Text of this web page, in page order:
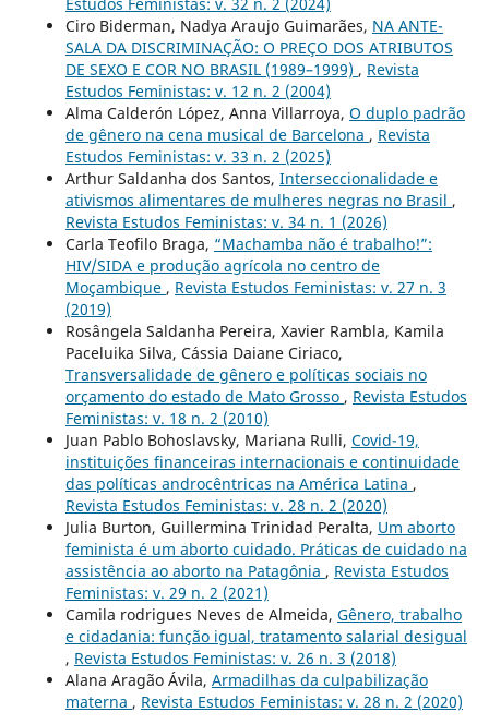
Ciro Biderman, Nadya Araujo Guimarães, NA ANTE-
SALA DA DISCRIMINAÇÃO: O PREÇO DOS ATRIBUTOS
DE SEXO E COR NO BRASIL (1989–1999) , Revista
Estudos Feministas: v. 12 n. 2 (2004)
Alma Calderón López, Anna Villarroya, O duplo padrão
de gênero na cena musical de Barcelona , Revista
Estudos Feministas: v. 33 n. 2 (2025)
Arthur Saldanha dos Santos, Interseccionalidade e
ativismos alimentares de mulheres negras no Brasil ,
Revista Estudos Feministas: v. 34 n. 1 (2026)
Carla Teofilo Braga, “Machamba não é trabalho!”:
HIV/SIDA e produção agrícola no centro de
Moçambique , Revista Estudos Feministas: v. 27 n. 3
(2019)
Rosângela Saldanha Pereira, Xavier Rambla, Kamila
Paceluika Silva, Cássia Daiane Ciriaco,
Transversalidade de gênero e políticas sociais no
orçamento do estado de Mato Grosso , Revista Estudos
Feministas: v. 18 n. 2 (2010)
Juan Pablo Bohoslavsky, Mariana Rulli, Covid-19,
instituições financeiras internacionais e continuidade
das políticas androcêntricas na América Latina ,
Revista Estudos Feministas: v. 28 n. 2 (2020)
Julia Burton, Guillermina Trinidad Peralta, Um aborto
feminista é um aborto cuidado. Práticas de cuidado na
assistência ao aborto na Patagônia , Revista Estudos
Feministas: v. 29 n. 2 (2021)
Camila rodrigues Neves de Almeida, Gênero, trabalho
e cidadania: função igual, tratamento salarial desigual
, Revista Estudos Feministas: v. 26 n. 3 (2018)
Alana Aragão Ávila, Armadilhas da culpabilização
materna , Revista Estudos Feministas: v. 28 n. 2 (2020)